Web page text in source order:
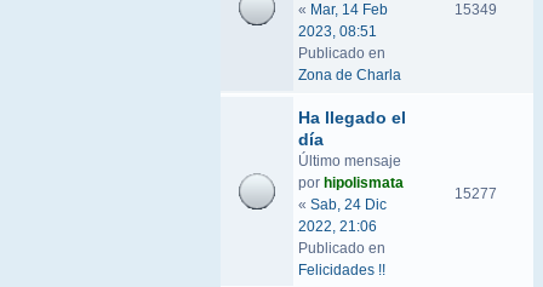
« Mar, 14 Feb
2023, 08:51
Publicado en
Zona de Charla
15349
Ha llegado el
día
Último mensaje
por hipolismata
« Sab, 24 Dic
2022, 21:06
Publicado en
Felicidades !!
15277